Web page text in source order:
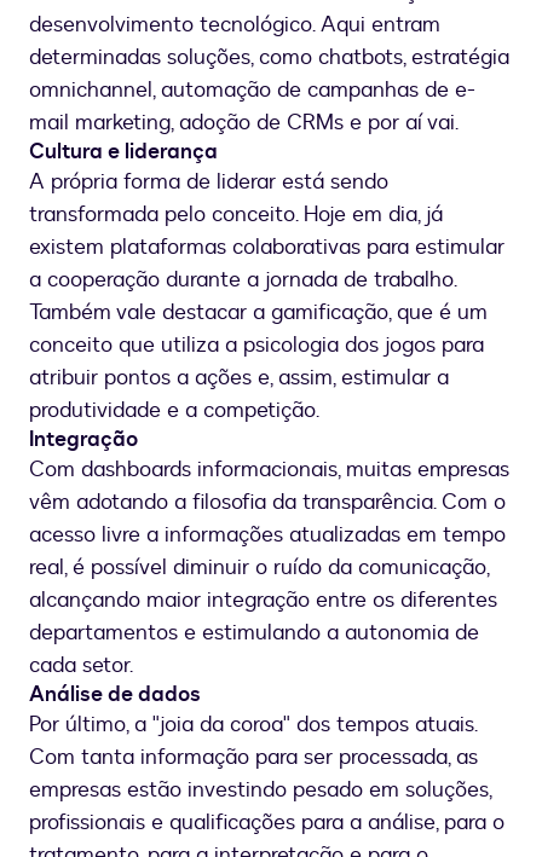
desenvolvimento tecnológico. Aqui entram
determinadas soluções, como chatbots, estratégia
omnichannel, automação de campanhas de e-
mail marketing, adoção de CRMs e por aí vai.
Cultura e liderança
A própria forma de liderar está sendo
transformada pelo conceito. Hoje em dia, já
existem plataformas colaborativas para estimular
a cooperação durante a jornada de trabalho.
Também vale destacar a gamificação, que é um
conceito que utiliza a psicologia dos jogos para
atribuir pontos a ações e, assim, estimular a
produtividade e a competição.
Integração
Com dashboards informacionais, muitas empresas
vêm adotando a filosofia da transparência. Com o
acesso livre a informações atualizadas em tempo
real, é possível diminuir o ruído da comunicação,
alcançando maior integração entre os diferentes
departamentos e estimulando a autonomia de
cada setor.
Análise de dados
Por último, a "joia da coroa" dos tempos atuais.
Com tanta informação para ser processada, as
empresas estão investindo pesado em soluções,
profissionais e qualificações para a análise, para o